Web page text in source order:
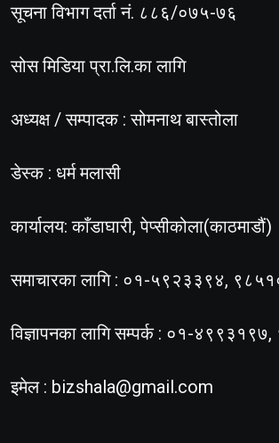
सूचना विभाग दर्ता नं. ८८६/०७५-७६
सोस मिडिया प्रा.लि.का लागि
अध्यक्ष / सम्पादक : सोमनाथ बास्तोला
डेस्क : धर्म मलासी
कार्यालय: काँडाघारी, पेप्सीकोला(काठमाडौं)
समाचारका लागि : ०१-५९२३३९४,
विज्ञापनका लागि सम्पर्क : ०१-
इमेल : bizshala@gmail.com